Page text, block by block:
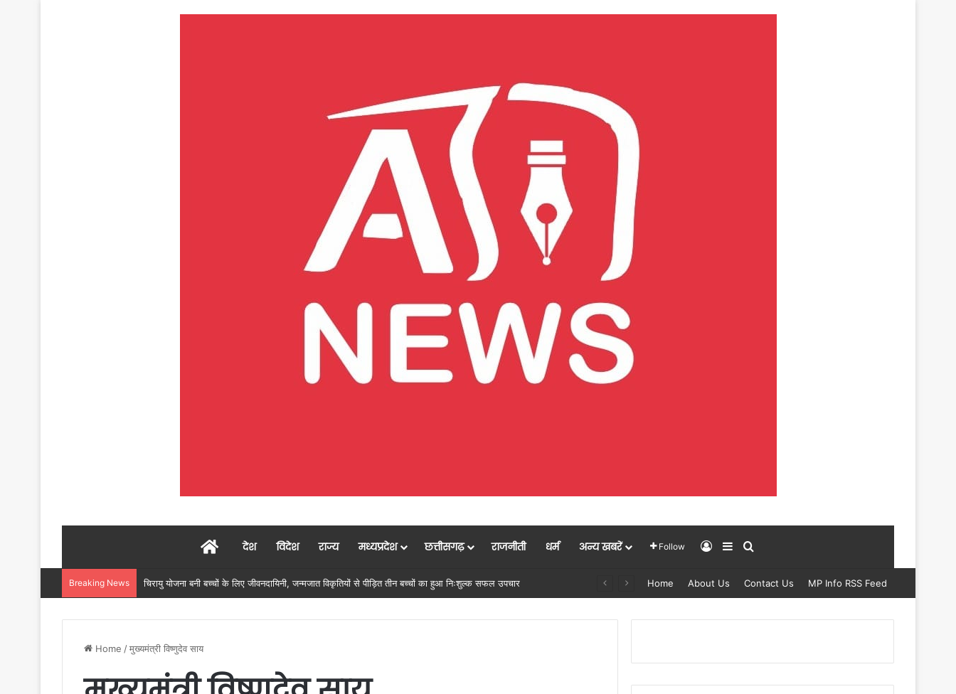
Homeदेश विदेश राज्य मध्यप्रदेश छत्तीसगढ़ राजनीती धर्म अन्य खबरें Follow Log InSidebar
Breaking News Home About Us Contact Us MP Info RSS Feed
Home /मुख्यमंत्री विष्णुदेव साय